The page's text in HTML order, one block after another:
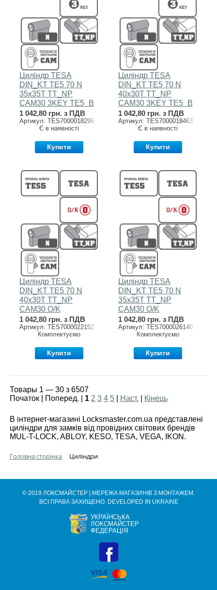
Циліндр TESA
DIN_KT TE5 70 N
35x35T TT_NP
CAM30 3KEY TE5_B
1 042,80 грн. з ПДВ
Артикул: TES7000018299
Є в наявності
Купити
Циліндр TESA
DIN_KT TE5 70 N
40x30T TT_NP
CAM30 3KEY TE5_B
1 042,80 грн. з ПДВ
Артикул: TES7000018463
Є в наявності
Купити
Циліндр TESA
DIN_KT TE5 70 N
40x30T TT_NP
CAM30 O/K
1 042,80 грн. з ПДВ
Артикул: TES7000022152
Комплектуємо
Купити
Циліндр TESA
DIN_KT TE5 70 N
35x35T TT_NP
CAM30 O/K
1 042,80 грн. з ПДВ
Артикул: TES7000026140
Комплектуємо
Купити
Товары 1 — 30 з 6507
Початок | Поперед. | 1 2 3 4 5 Наст. Кінець
В інтернет-магазині Locksmaster.com.ua представлені
циліндри для замків від провідних світових брендів
MUL-T-LOCK, ABLOY, KESO, TESA, VEGA, IKON.
Головна сторінка Циліндри
© 2019 ЛОКСМАЙСТЕР | МЕРЕЖА МАГАЗИНІВ З МОНТАЖЕМ.
ВСІ ПРАВА ЗАХИЩЕНО. DEVELOPED IN UKRAINE
УКРАЇНСЬКА
ЛОКСМАЙСТЕР
ФЕДЕРАЦІЯ